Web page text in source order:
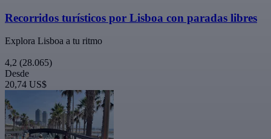
Recorridos turísticos por Lisboa con paradas libres
Explora Lisboa a tu ritmo
4,2 (28.065)
Desde
20,74 US$